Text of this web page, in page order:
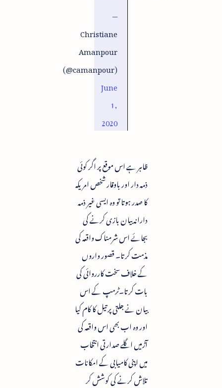
—
Christiane
Amanpour
(@camanpour)
June
1,
2020
ظاہر ہے اس موقع پر اگر کوئی
ذمہ دار اور باوقار شخص امریکہ
کا صدر ہوتا تو وہ ایسی غیر ذمہ
دارانہ بیان بازی کرنے کی
بجائے اس شرمناک واقعہ کی
مذمت کرتا۔ قصور واروں
کے خلاف سخت کارروائی کی
بات کرتا۔ٹرمپ کے اس
بیان نے جلتی پر تیل کا کام کیا
اور وہ اب بھی اس واقعہ کی
آڑمیں اگلے صدارتی انتخاب
میں اپنی کامیابی کے امکانات
تلاش کرنے کی کوشش کر